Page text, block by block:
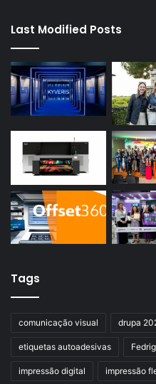
Last Modified Posts
Tags
comunicação visual drupa
etiquetas autoadesivas
impressão digital impressão